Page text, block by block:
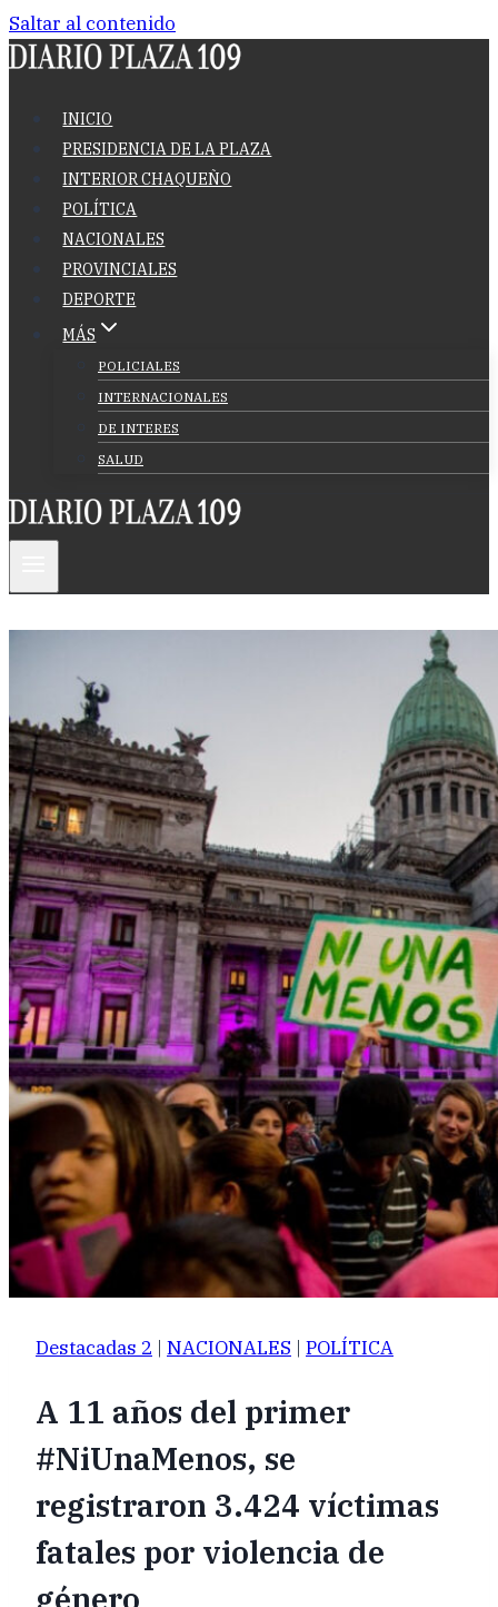
Saltar al contenido
INICIO
PRESIDENCIA DE LA PLAZA
INTERIOR CHAQUEÑO
POLÍTICA
NACIONALES
PROVINCIALES
DEPORTE
MÁS
POLICIALES
INTERNACIONALES
DE INTERES
SALUD
Destacadas 2 | NACIONALES | POLÍTICA
A 11 años del primer
#NiUnaMenos, se
registraron 3.424 víctimas
fatales por violencia de